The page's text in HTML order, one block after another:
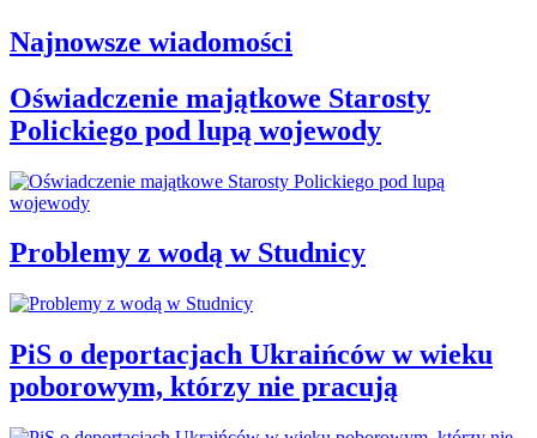
Najnowsze wiadomości
Oświadczenie majątkowe Starosty
Polickiego pod lupą wojewody
Problemy z wodą w Studnicy
PiS o deportacjach Ukraińców w wieku
poborowym, którzy nie pracują